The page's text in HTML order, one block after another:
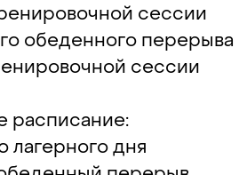
сессии
обеденного перерыва
сессии
расписание:
лагерного дня